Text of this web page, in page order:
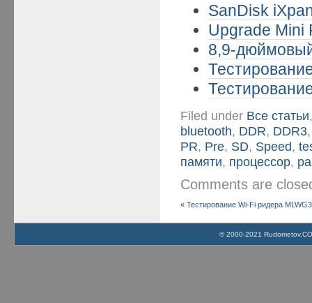
SanDisk
Upgrade Mini
8,9-
Filed under Все статьи
bluetooth, DDR, DDR3
PR, Pre, SD, Speed,
памяти, процессор,
Comments are
«Тестирование Wi-Fi ридера
© 2000-2021